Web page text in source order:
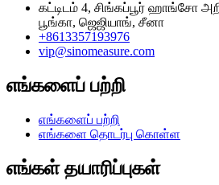
கட்டிடம் 4, சிங்கப்பூர் ஹாங்சோ
பூங்கா, ஜெஜியாங், சீனா
+8613357193976
vip@sinomeasure.com
எங்களைப் பற்றி
எங்களைப் பற்றி
எங்களை தொடர்பு கொள்ள
எங்கள் தயாரிப்புகள்